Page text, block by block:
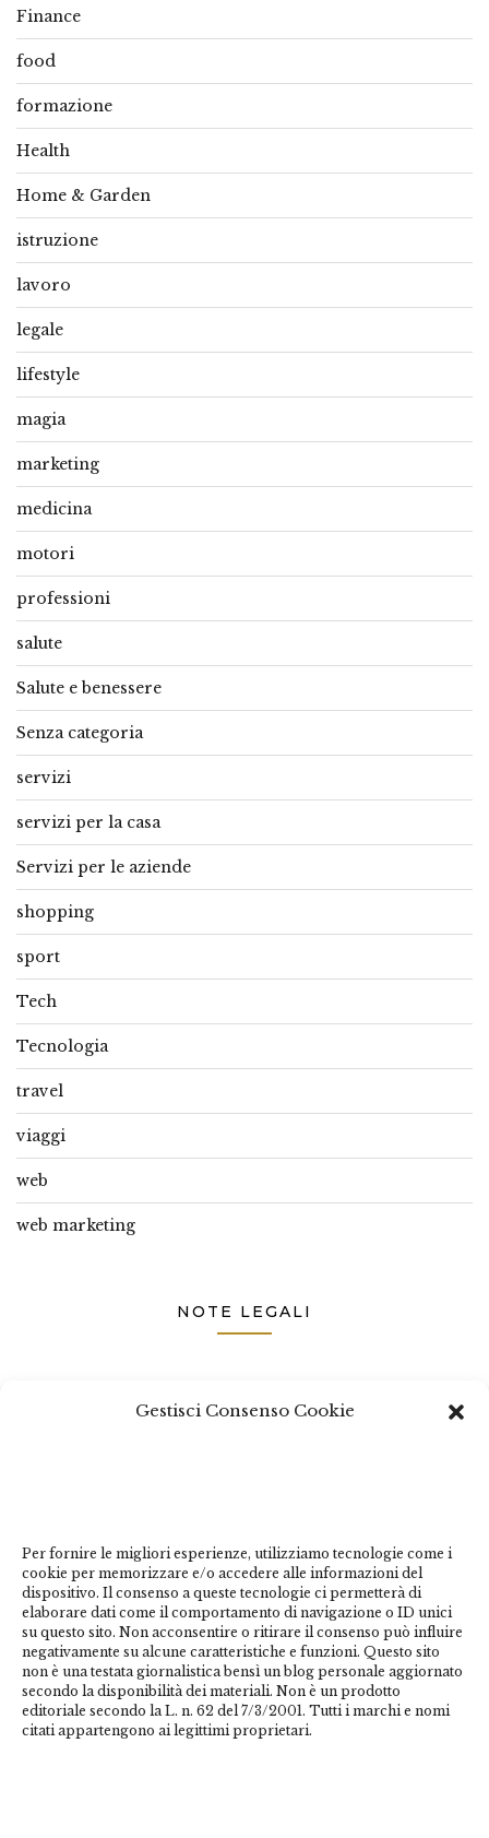
Gestisci Consenso Cookie
Per fornire le migliori esperienze, utilizziamo tecnologie come i
cookie per memorizzare e/o accedere alle informazioni del
dispositivo. Il consenso a queste tecnologie ci permetterà di
elaborare dati come il comportamento di navigazione o ID unici
su questo sito. Non acconsentire o ritirare il consenso può influire
negativamente su alcune caratteristiche e funzioni. Questo sito
non è una testata giornalistica bensì un blog personale aggiornato
secondo la disponibilità dei materiali. Non è un prodotto
editoriale secondo la L. n. 62 del 7/3/2001. Tutti i marchi e nomi
citati appartengono ai legittimi proprietari.
Finance
food
formazione
Health
Home & Garden
istruzione
lavoro
legale
lifestyle
magia
marketing
medicina
motori
professioni
salute
Salute e benessere
Senza categoria
servizi
servizi per la casa
Servizi per le aziende
shopping
sport
Tech
Tecnologia
travel
viaggi
web
web marketing
NOTE LEGALI
carattere periodico essendo aggiornato secondo la
marchi di terzi, nomi di prodotti, nomi commerciali,
nomi corporativi e società citati possono essere marchi
di proprietà dei rispettivi titolari o marchi registrati
d’altre società e sono stati utilizzati a puro scopo
esplicativo ed a beneficio del possessore, senza alcun
fine di violazione dei diritti di Copyright vigenti. Questo
sito utilizza solo cookie tecnici, in totale rispetto della